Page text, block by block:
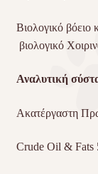
Βιολογικό βόειο
βιολογικό
Αναλυτική
Ακατέργαστη
Crude Oil & Fats